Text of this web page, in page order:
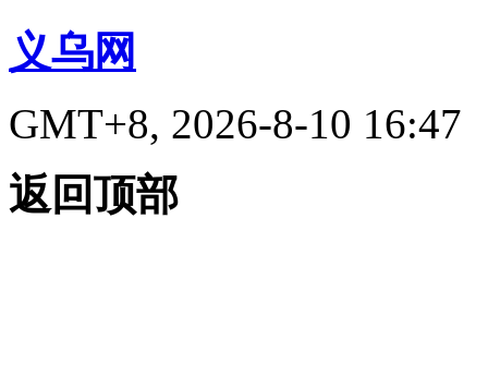
义乌网
GMT+8, 2026-8-10 16:47
返回顶部